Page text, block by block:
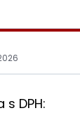
s DPH: